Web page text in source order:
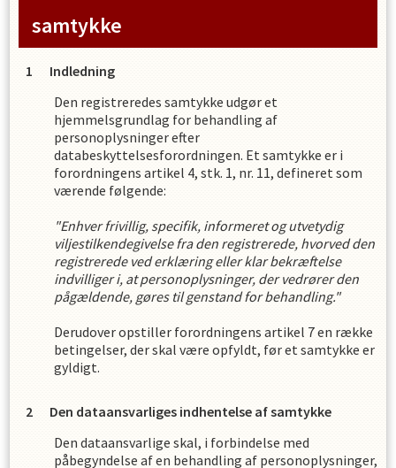
samtykke
Indledning
Den registreredes samtykke udgør et
hjemmelsgrundlag for behandling af
personoplysninger efter
databeskyttelsesforordningen. Et samtykke er i
forordningens artikel 4, stk. 1, nr. 11, defineret som
værende følgende:
"Enhver frivillig, specifik, informeret og utvetydig
viljestilkendegivelse fra den registrerede, hvorved den
registrerede ved erklæring eller klar bekræftelse
indvilliger i, at personoplysninger, der vedrører den
pågældende, gøres til genstand for behandling."
Derudover opstiller forordningens artikel 7 en række
betingelser, der skal være opfyldt, før et samtykke er
gyldigt.
Den dataansvarliges indhentelse af samtykke
Den dataansvarlige skal, i forbindelse med
påbegyndelse af en behandling af personoplysninger,